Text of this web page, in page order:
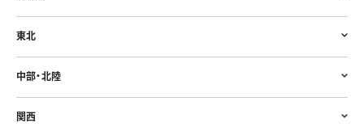
東北
中部・北陸
関西